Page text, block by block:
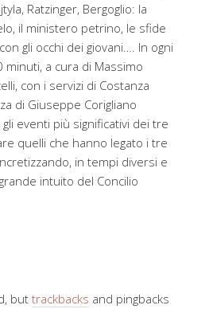
Ratzinger, Bergoglio: la
il ministero petrino, le sfide
gli occhi dei giovani…. In ogni
minuti, a cura di Massimo
con i servizi di Costanza
di Giuseppe Corigliano
eventi più significativi dei tre
quelli che hanno legato i tre
in tempi diversi e
intuito del Concilio
but trackbacks and pingbacks